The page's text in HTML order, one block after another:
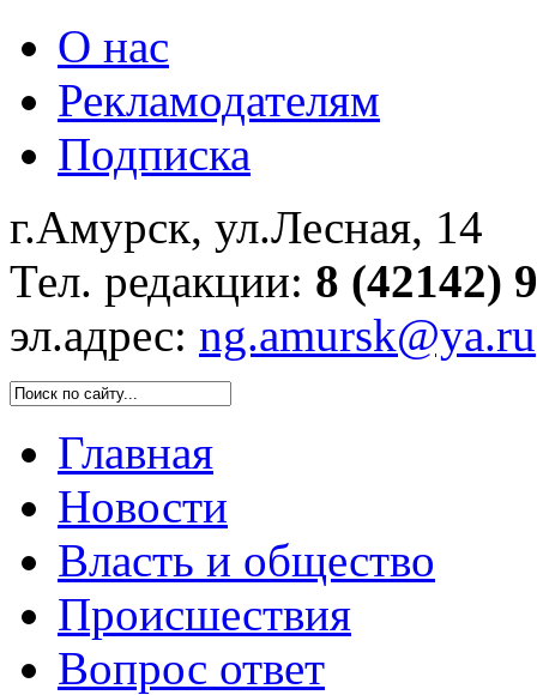
О нас
Рекламодателям
Подписка
г.Амурск, ул.Лесная, 14
Тел. редакции: 8 (42142)
эл.адрес: ng.amursk@ya.ru
Главная
Новости
Власть и общество
Происшествия
Вопрос ответ